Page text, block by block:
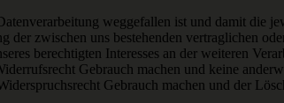
weggefallen ist und damit die
der zwischen uns bestehenden vertraglichen
berechtigten Interesses an der weiteren
Gebrauch machen und keine
Gebrauch machen und der